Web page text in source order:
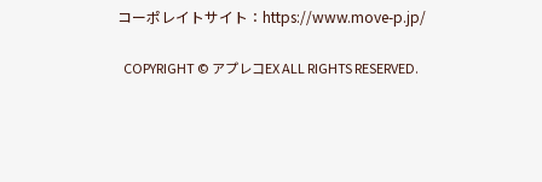
コーポレイトサイト： https://www.move-p.jp/
COPYRIGHT © アプレコEX ALL RIGHTS RESERVED.